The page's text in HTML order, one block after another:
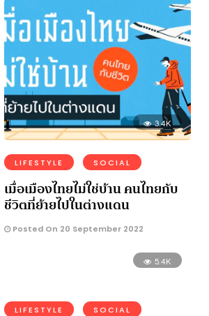
3.4K
LIFESTYLE SOCIAL
เมื่อเมืองไทยไม่ใช่บ้าน คนไทยกับ
ชีวิตที่ย้ายไปในต่างแดน
Posted On 20 September 2022
5.4K
LIFESTYLE SOCIAL